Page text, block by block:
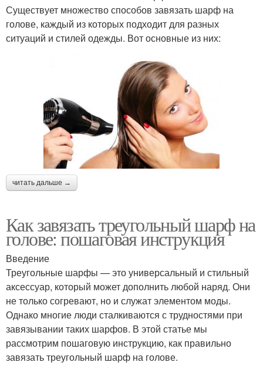
Существует множество способов завязать шарф на
голове, каждый из которых подходит для разных
ситуаций и стилей одежды. Вот основные из них:
читать дальше →
Как завязать треугольный шарф на
голове: пошаговая инструкция
Введение
Треугольные шарфы — это универсальный и стильный
аксессуар, который может дополнить любой наряд. Они
не только согревают, но и служат элементом моды.
Однако многие люди сталкиваются с трудностями при
завязывании таких шарфов. В этой статье мы
рассмотрим пошаговую инструкцию, как правильно
завязать треугольный шарф на голове.